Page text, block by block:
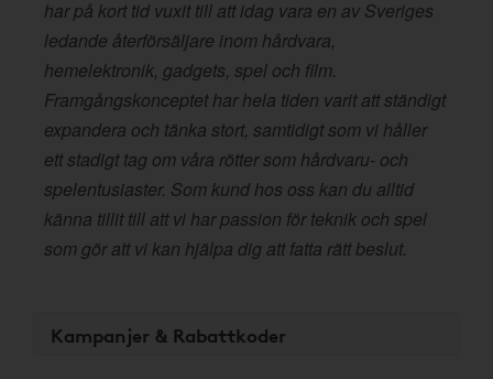
har på kort tid vuxit till att idag vara en av Sveriges
ledande återförsäljare inom hårdvara,
hemelektronik, gadgets, spel och film.
Framgångskonceptet har hela tiden varit att ständigt
expandera och tänka stort, samtidigt som vi håller
ett stadigt tag om våra rötter som hårdvaru- och
spelentusiaster. Som kund hos oss kan du alltid
känna tillit till att vi har passion för teknik och spel
som gör att vi kan hjälpa dig att fatta rätt beslut.
Kampanjer & Rabattkoder